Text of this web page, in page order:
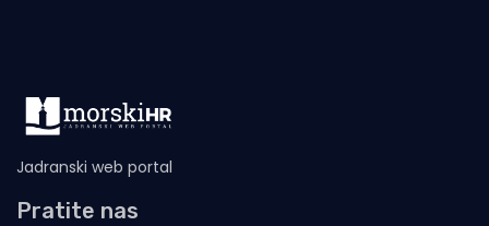
Jadranski web portal
Pratite nas